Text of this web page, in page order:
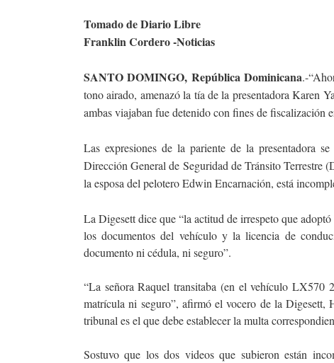
Tomado de Diario Libre
Franklin Cordero -Noticias
SANTO DOMINGO, República Dominicana.-
tono airado, amenazó la tía de la presentadora Karen
ambas viajaban fue detenido con fines de fiscalización
Las expresiones de la pariente de la presentadora
Dirección General de Seguridad de Tránsito Terrestre
la esposa del pelotero Edwin Encarnación, está
La Digesett dice que “la actitud de irrespeto que
los documentos del vehículo y la licencia de
documento ni cédula, ni seguro”.
“La señora Raquel transitaba (en el vehículo
matrícula ni seguro”, afirmó el vocero de la
tribunal es el que debe establecer la multa
Sostuvo que los dos videos que subieron están